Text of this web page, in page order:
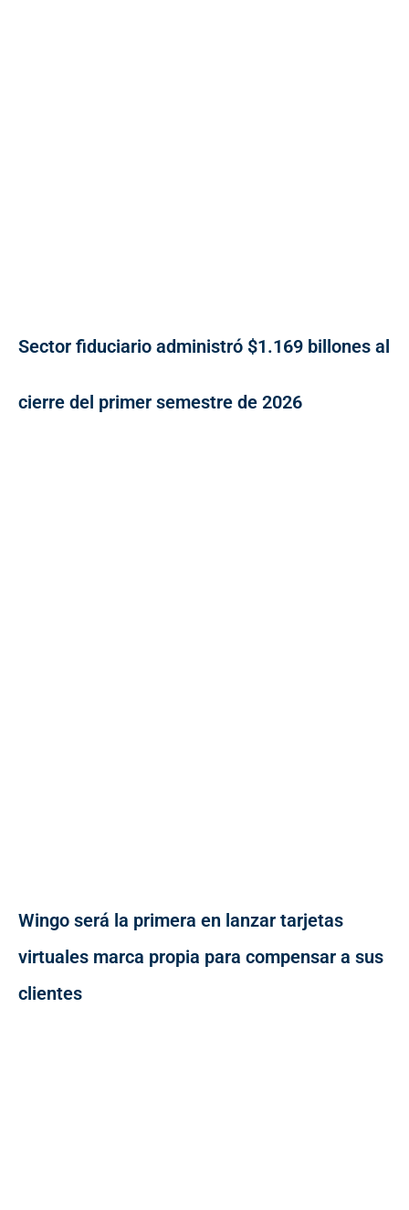
Sector fiduciario administró $1.169 billones al
cierre del primer semestre de 2026
Wingo será la primera en lanzar tarjetas
virtuales marca propia para compensar a sus
clientes